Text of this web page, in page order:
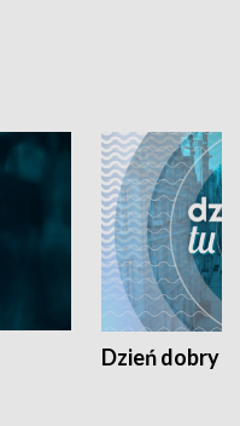
Dzień dobry